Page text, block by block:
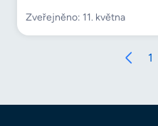
Zveřejněno: 11. května
1